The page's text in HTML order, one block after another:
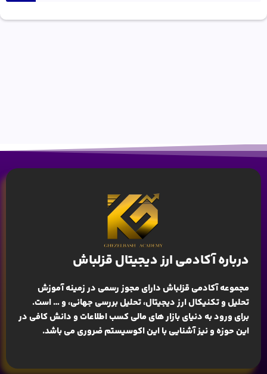
درباره آکادمی ارز دیجیتال قزلباش
مجموعه آکادمی قزلباش دارای مجوز رسمی در زمینهآموزش
تحلیل و تکنیکال ارز دیجیتال، تحلیل بررسی جهانی، و … است.
برای ورود به دنیای بازار های مالی کسب اطلاعات و دانش کافی در
این حوزه و نیز آشنایی با این اکوسیستم ضروری می باشد.